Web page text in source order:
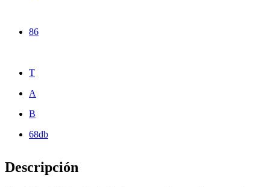
86
T
A
B
68db
Descripción